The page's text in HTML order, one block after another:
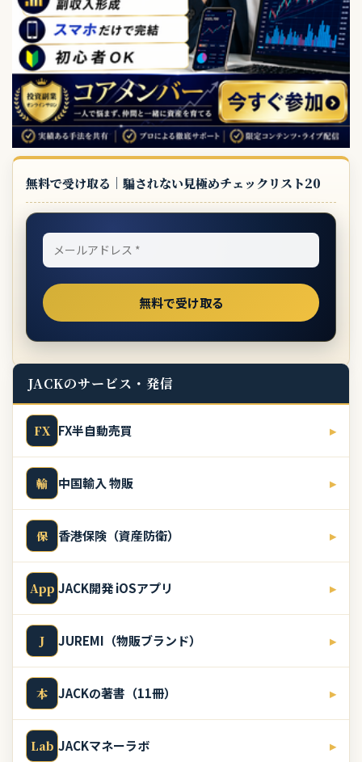
無料で受け取る｜騙されない見極めチェックリスト20
JACKのサービス・発信
FX FX半自動売買 ▸
輸 中国輸入 物販 ▸
保 香港保険（資産防衛） ▸
App JACK開発 iOSアプリ ▸
J JUREMI（物販ブランド） ▸
本 JACKの著書（11冊） ▸
Lab JACKマネーラボ ▸